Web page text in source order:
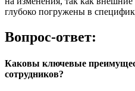
глубоко погружены в
Вопрос-ответ:
Каковы ключевые
сотрудников?